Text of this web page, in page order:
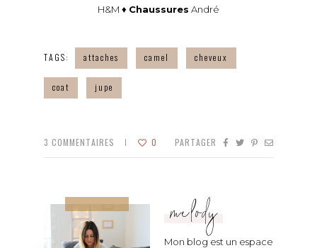
H&M ♦ Chaussures André
TAGS: attaches camel cheveux
coat jupe
3 COMMENTAIRES 0 PARTAGER
melody
Mon blog est un espace